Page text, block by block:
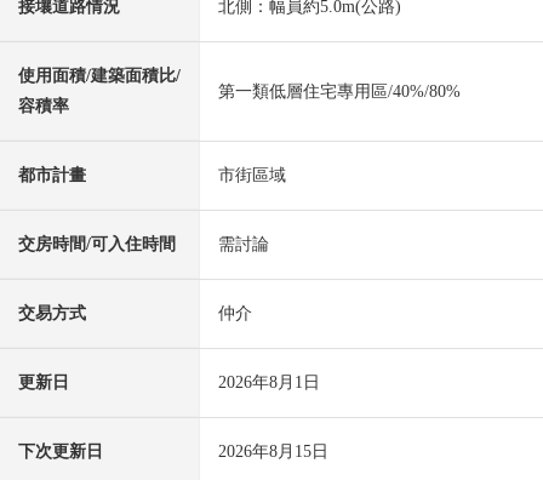
接壤道路情況 北側：幅員約5.0m(公路)
使用面積/建築面積比/
容積率
第一類低層住宅專用區/40%/80%
都市計畫 市街區域
交房時間/可入住時間 需討論
交易方式 仲介
更新日 2026年8月1日
下次更新日 2026年8月15日